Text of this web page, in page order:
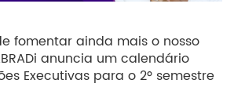
fomentar ainda mais o nosso
anuncia um calendário
Executivas para o 2º semestre